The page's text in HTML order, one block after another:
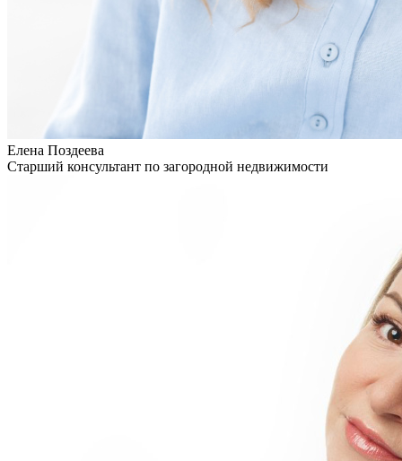
Елена Поздеева
Старший консультант по загородной недвижимости